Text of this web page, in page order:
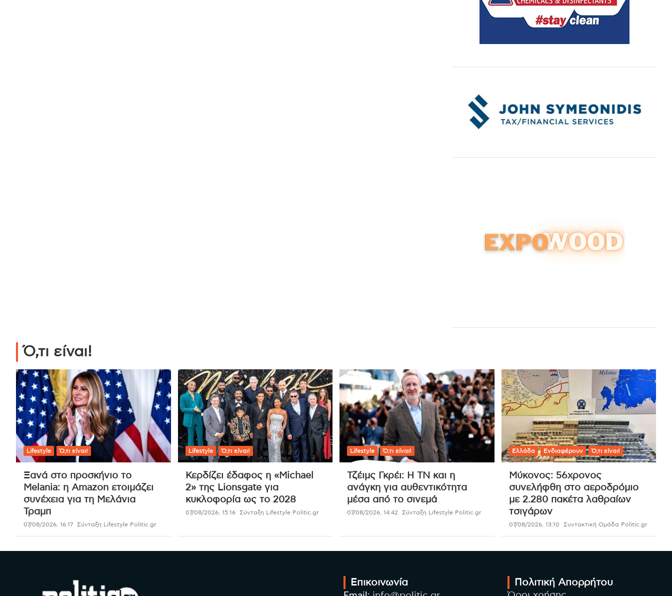
Ό,τι είναι!
Lifestyle Ό,τι είναι!
Ξανά στο προσκήνιο το
Melania: η Amazon ετοιμάζει
συνέχεια για τη Μελάνια
Τραμπ
07/08/2026, 16:17 Σύνταξη Lifestyle Politic.gr
Lifestyle Ό,τι είναι!
Κερδίζει έδαφος η «Michael
2» της Lionsgate για
κυκλοφορία ως το 2028
07/08/2026, 15:16 Σύνταξη Lifestyle Politic.gr
Lifestyle Ό,τι είναι!
Τζέιμς Γκρέι: Η ΤΝ και η
ανάγκη για αυθεντικότητα
μέσα από το σινεμά
07/08/2026, 14:42 Σύνταξη Lifestyle Politic.gr
Ελλάδα Ενδιαφέρουν Ό,τι είναι!
Μύκονος: 56χρονος
συνελήφθη στο αεροδρόμιο
με 2.280 πακέτα λαθραίων
τσιγάρων
07/08/2026, 13:10 Συντακτική Ομάδα Politic.gr
Επικοινωνία Πολιτική Απορρήτου